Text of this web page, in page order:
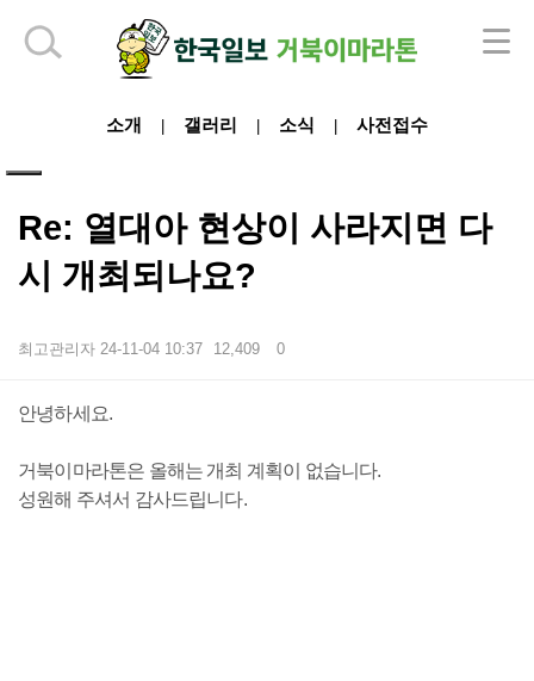
소개 갤러리 소식 사전접수
Re: 열대아 현상이 사라지면 다
시 개최되나요?
최고관리자 24-11-04 10:37 12,409 0
본문
안녕하세요.
거북이마라톤은 올해는 개최 계획이 없습니다.
성원해 주셔서 감사드립니다.
하단 영역